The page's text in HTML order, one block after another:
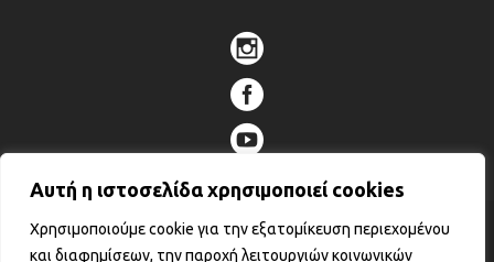
Αυτή η ιστοσελίδα χρησιμοποιεί cookies
Χρησιμοποιούμε cookie για την εξατομίκευση περιεχομένου
και διαφημίσεων, την παροχή λειτουργιών κοινωνικών
© 2026 Fortness Krav Maga – Όλα τα